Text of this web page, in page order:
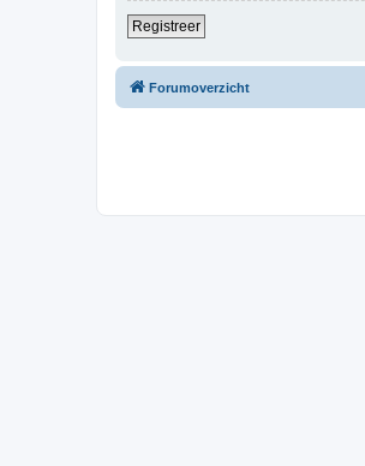
Registreer
Forumoverzicht